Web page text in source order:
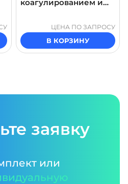
коагулированием и
Параметры процесса"
ЦЕНА ПО ЗАПРОСУ
В КОРЗИНУ
заявку
или